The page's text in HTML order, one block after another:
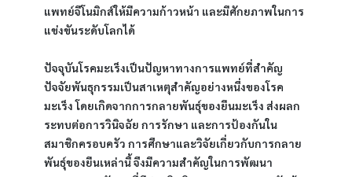
แพทย์จีโนมิกส์ให้มีความก้าวหน้า และมีศักยภาพในการ
แข่งขันระดับโลกได้
ปัจจุบันโรคมะเร็งเป็นปัญหาทางการแพทย์ที่สำคัญ
ปัจจัยพันธุกรรมเป็นสาเหตุสำคัญอย่างหนึ่งของโรค
มะเร็ง โดยเกิดจากการกลายพันธุ์ของยีนมะเร็ง ส่งผลก
ระทบต่อการวินิจฉัย การรักษา และการป้องกันใน
สมาชิกครอบครัว การศึกษาและวิจัยเกี่ยวกับการกลาย
พันธุ์ของยีนเหล่านี้ จึงมีความสำคัญในการพัฒนา